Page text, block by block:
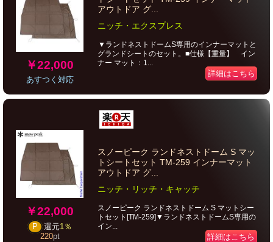
￥22,000
あすつく対応
アウトドア グ...
ニッチ・エクスプレス
▼ランドネストドームS専用のインナーマットと
グランドシートのセット。■仕様【重量】 イン
ナー マット：1...
詳細はこちら
￥22,000
P 還元1％
220pt
スノーピーク ランドネストドーム S マッ
トシートセット TM-259 インナーマット
アウトドア グ...
ニッチ・リッチ・キャッチ
スノーピーク ランドネストドーム S マットシー
トセット[TM-259]▼ランドネストドームS専用の
イン...
詳細はこちら